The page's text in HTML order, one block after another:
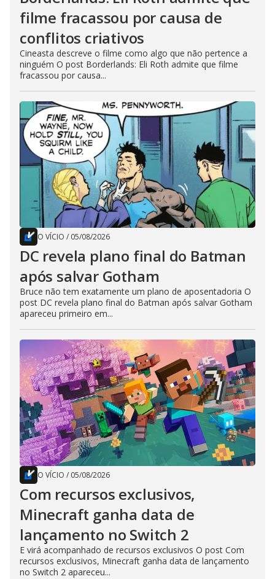
filme fracassou por causa de
conflitos criativos
Cineasta descreve o filme como algo que não pertence a
ninguém O post Borderlands: Eli Roth admite que filme
fracassou por causa...
O VÍCIO / 05/08/2026
DC revela plano final do Batman
após salvar Gotham
Bruce não tem exatamente um plano de aposentadoria O
post DC revela plano final do Batman após salvar Gotham
apareceu primeiro em...
O VÍCIO / 05/08/2026
Com recursos exclusivos,
Minecraft ganha data de
lançamento no Switch 2
E virá acompanhado de recursos exclusivos O post Com
recursos exclusivos, Minecraft ganha data de lançamento
no Switch 2 apareceu...